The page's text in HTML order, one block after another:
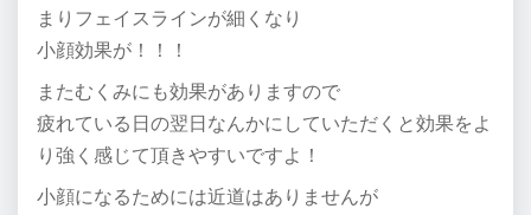
まりフェイスラインが細くなり
小顔効果が！！！
またむくみにも効果がありますので
疲れている日の翌日なんかにしていただくと効果をよ
り強く感じて頂きやすいですよ！
小顔になるためには近道はありませんが